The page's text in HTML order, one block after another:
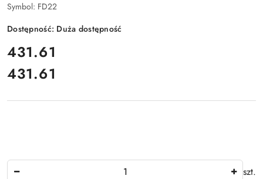
Symbol: FD22
Dostępność: Duża dostępność
cena:
431.61
Cena:
431.61
szt.